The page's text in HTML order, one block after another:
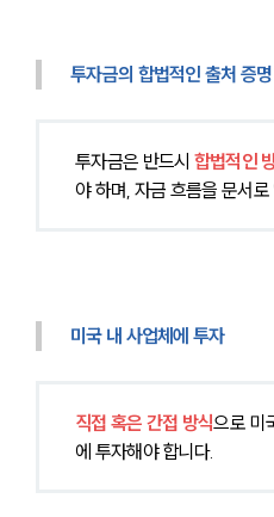
투자금의 합법적인 출처 증명
투자금은 반드시 합법적인
야 하며, 자금 흐름을 문서
미국 내 사업체에 투자
직접 혹은 간접 방식으로 미
에 투자해야 합니다.